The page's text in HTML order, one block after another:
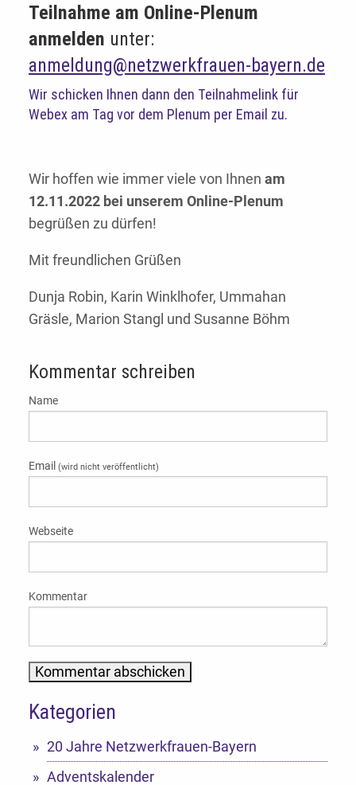
Teilnahme am Online-Plenum
anmelden unter:
anmeldung@netzwerkfrauen-bayern.de
Wir schicken Ihnen dann den Teilnahmelink für
Webex am Tag vor dem Plenum per Email zu.
Wir hoffen wie immer viele von Ihnen am
12.11.2022 bei unserem Online-Plenum
begrüßen zu dürfen!
Mit freundlichen Grüßen
Dunja Robin, Karin Winklhofer, Ummahan
Gräsle, Marion Stangl und Susanne Böhm
Kommentar schreiben
Name
Email (wird nicht veröffentlicht)
Webseite
Kommentar
Alternative:
Kategorien
20 Jahre Netzwerkfrauen-Bayern
Adventskalender